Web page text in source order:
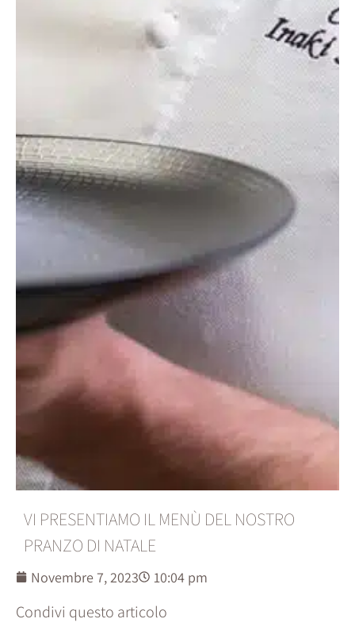
VI PRESENTIAMO IL MENÙ DEL NOSTRO
PRANZO DI NATALE
Novembre 7, 2023 10:04 pm
Condivi questo articolo